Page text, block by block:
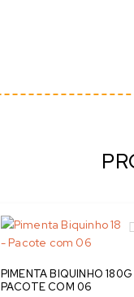
PIMENTA BIQUINHO
PACOTE COM 06